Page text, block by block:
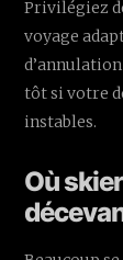
Privilégiez
voyage
tôt si votre
instables.
Où